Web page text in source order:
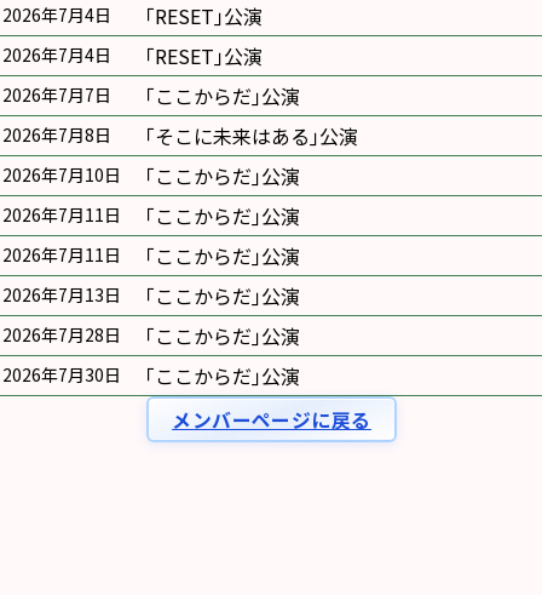
2026年7月4日 ｢RESET｣公演
2026年7月4日 ｢RESET｣公演
2026年7月7日 ｢ここからだ｣公演
2026年7月8日 ｢そこに未来はある｣公演
2026年7月10日 ｢ここからだ｣公演
2026年7月11日 ｢ここからだ｣公演
2026年7月11日 ｢ここからだ｣公演
2026年7月13日 ｢ここからだ｣公演
2026年7月28日 ｢ここからだ｣公演
2026年7月30日 ｢ここからだ｣公演
メンバーページに戻る